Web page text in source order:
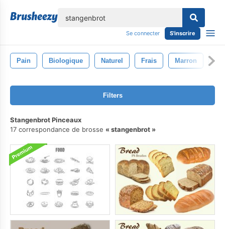
Se connecter S'inscrire
Pain Biologique Naturel Frais Marron
Filters
Stangenbrot Pinceaux
17 correspondance de brosse
stangenbrot